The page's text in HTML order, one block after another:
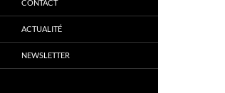
CONTACT
ACTUALITÉ
NEWSLETTER